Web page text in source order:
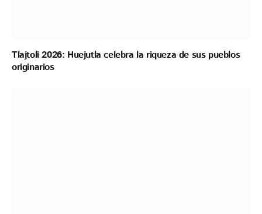
Tlajtoli 2026: Huejutla celebra la riqueza de sus pueblos
originarios